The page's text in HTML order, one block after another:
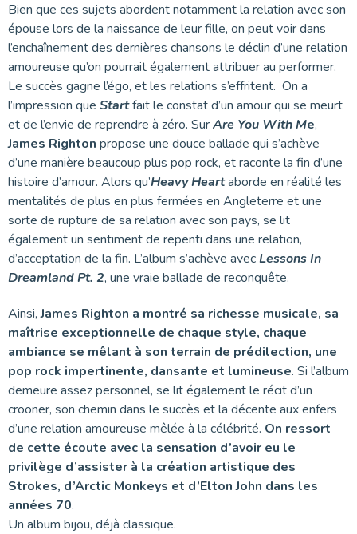
Bien que ces sujets abordent notamment la relation avec son
épouse lors de la naissance de leur fille, on peut voir dans
l’enchaînement des dernières chansons le déclin d’une relation
amoureuse qu’on pourrait également attribuer au performer.
Le succès gagne l’égo, et les relations s’effritent. On a
l’impression que Startfait le constat d’un amour qui se meurt
et de l’envie de reprendre à zéro. SurAre You With Me,
James Righton propose une douce ballade qui s’achève
d’une manière beaucoup plus pop rock, et raconte la fin d’une
histoire d’amour. Alors qu’Heavy Heartaborde en réalité les
mentalités de plus en plus fermées en Angleterre et une
sorte de rupture de sa relation avec son pays, se lit
également un sentiment de repenti dans une relation,
d’acceptation de la fin. L’album s’achève avecLessons In
Dreamland Pt. 2, une vraie ballade de reconquête.
Ainsi,James Righton a montré sa richesse musicale, sa
maîtrise exceptionnelle de chaque style, chaque
ambiance se mêlant à son terrain de prédilection, une
pop rock impertinente, dansante et lumineuse. Si l’album
demeure assez personnel, se lit également le récit d’un
crooner, son chemin dans le succès et la décente aux enfers
d’une relation amoureuse mêlée à la célébrité. On ressort
de cette écoute avec la sensation d’avoir eu le
privilège d’assister à la création artistique des
Strokes, d’Arctic Monkeys et d’Elton John dans les
années 70.
Un album bijou, déjà classique.